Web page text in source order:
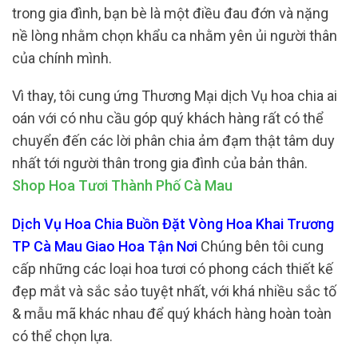
trong gia đình, bạn bè là một điều đau đớn và nặng
nề lòng nhằm chọn khẩu ca nhằm yên ủi người thân
của chính mình.
Vì thay, tôi cung ứng Thương Mại dịch Vụ hoa chia ai
oán với có nhu cầu góp quý khách hàng rất có thể
chuyển đến các lời phân chia ảm đạm thật tâm duy
nhất tới người thân trong gia đình của bản thân.
Shop Hoa Tươi Thành Phố Cà Mau
Dịch Vụ Hoa Chia Buồn Đặt Vòng Hoa Khai Trương
TP Cà Mau Giao Hoa Tận Nơi Chúng bên tôi cung
cấp những các loại hoa tươi có phong cách thiết kế
đẹp mắt và sắc sảo tuyệt nhất, với khá nhiều sắc tố
& mẫu mã khác nhau để quý khách hàng hoàn toàn
có thể chọn lựa.